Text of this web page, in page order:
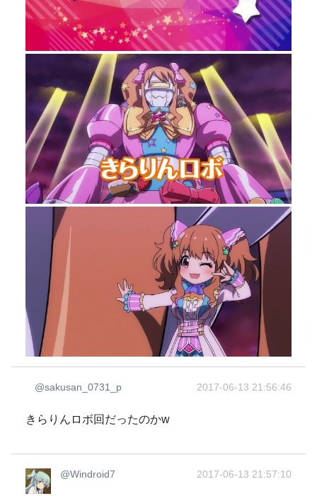
@sakusan_0731_p 2017-06-13 21:56:46
きらりんロボ回だったのかw
@Windroid7 2017-06-13 21:57:10